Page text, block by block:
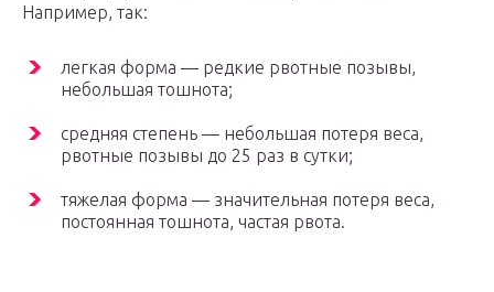
Например, так:
легкая форма — редкие рвотные позывы,
небольшая тошнота;
средняя степень — небольшая потеря веса,
рвотные позывы до 25 раз в сутки;
тяжелая форма — значительная потеря веса,
постоянная тошнота, частая рвота.